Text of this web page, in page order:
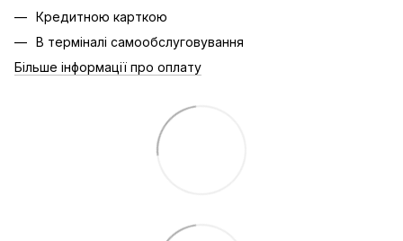
Кредитною карткою
В терміналі самообслуговування
Більше інформації про оплату